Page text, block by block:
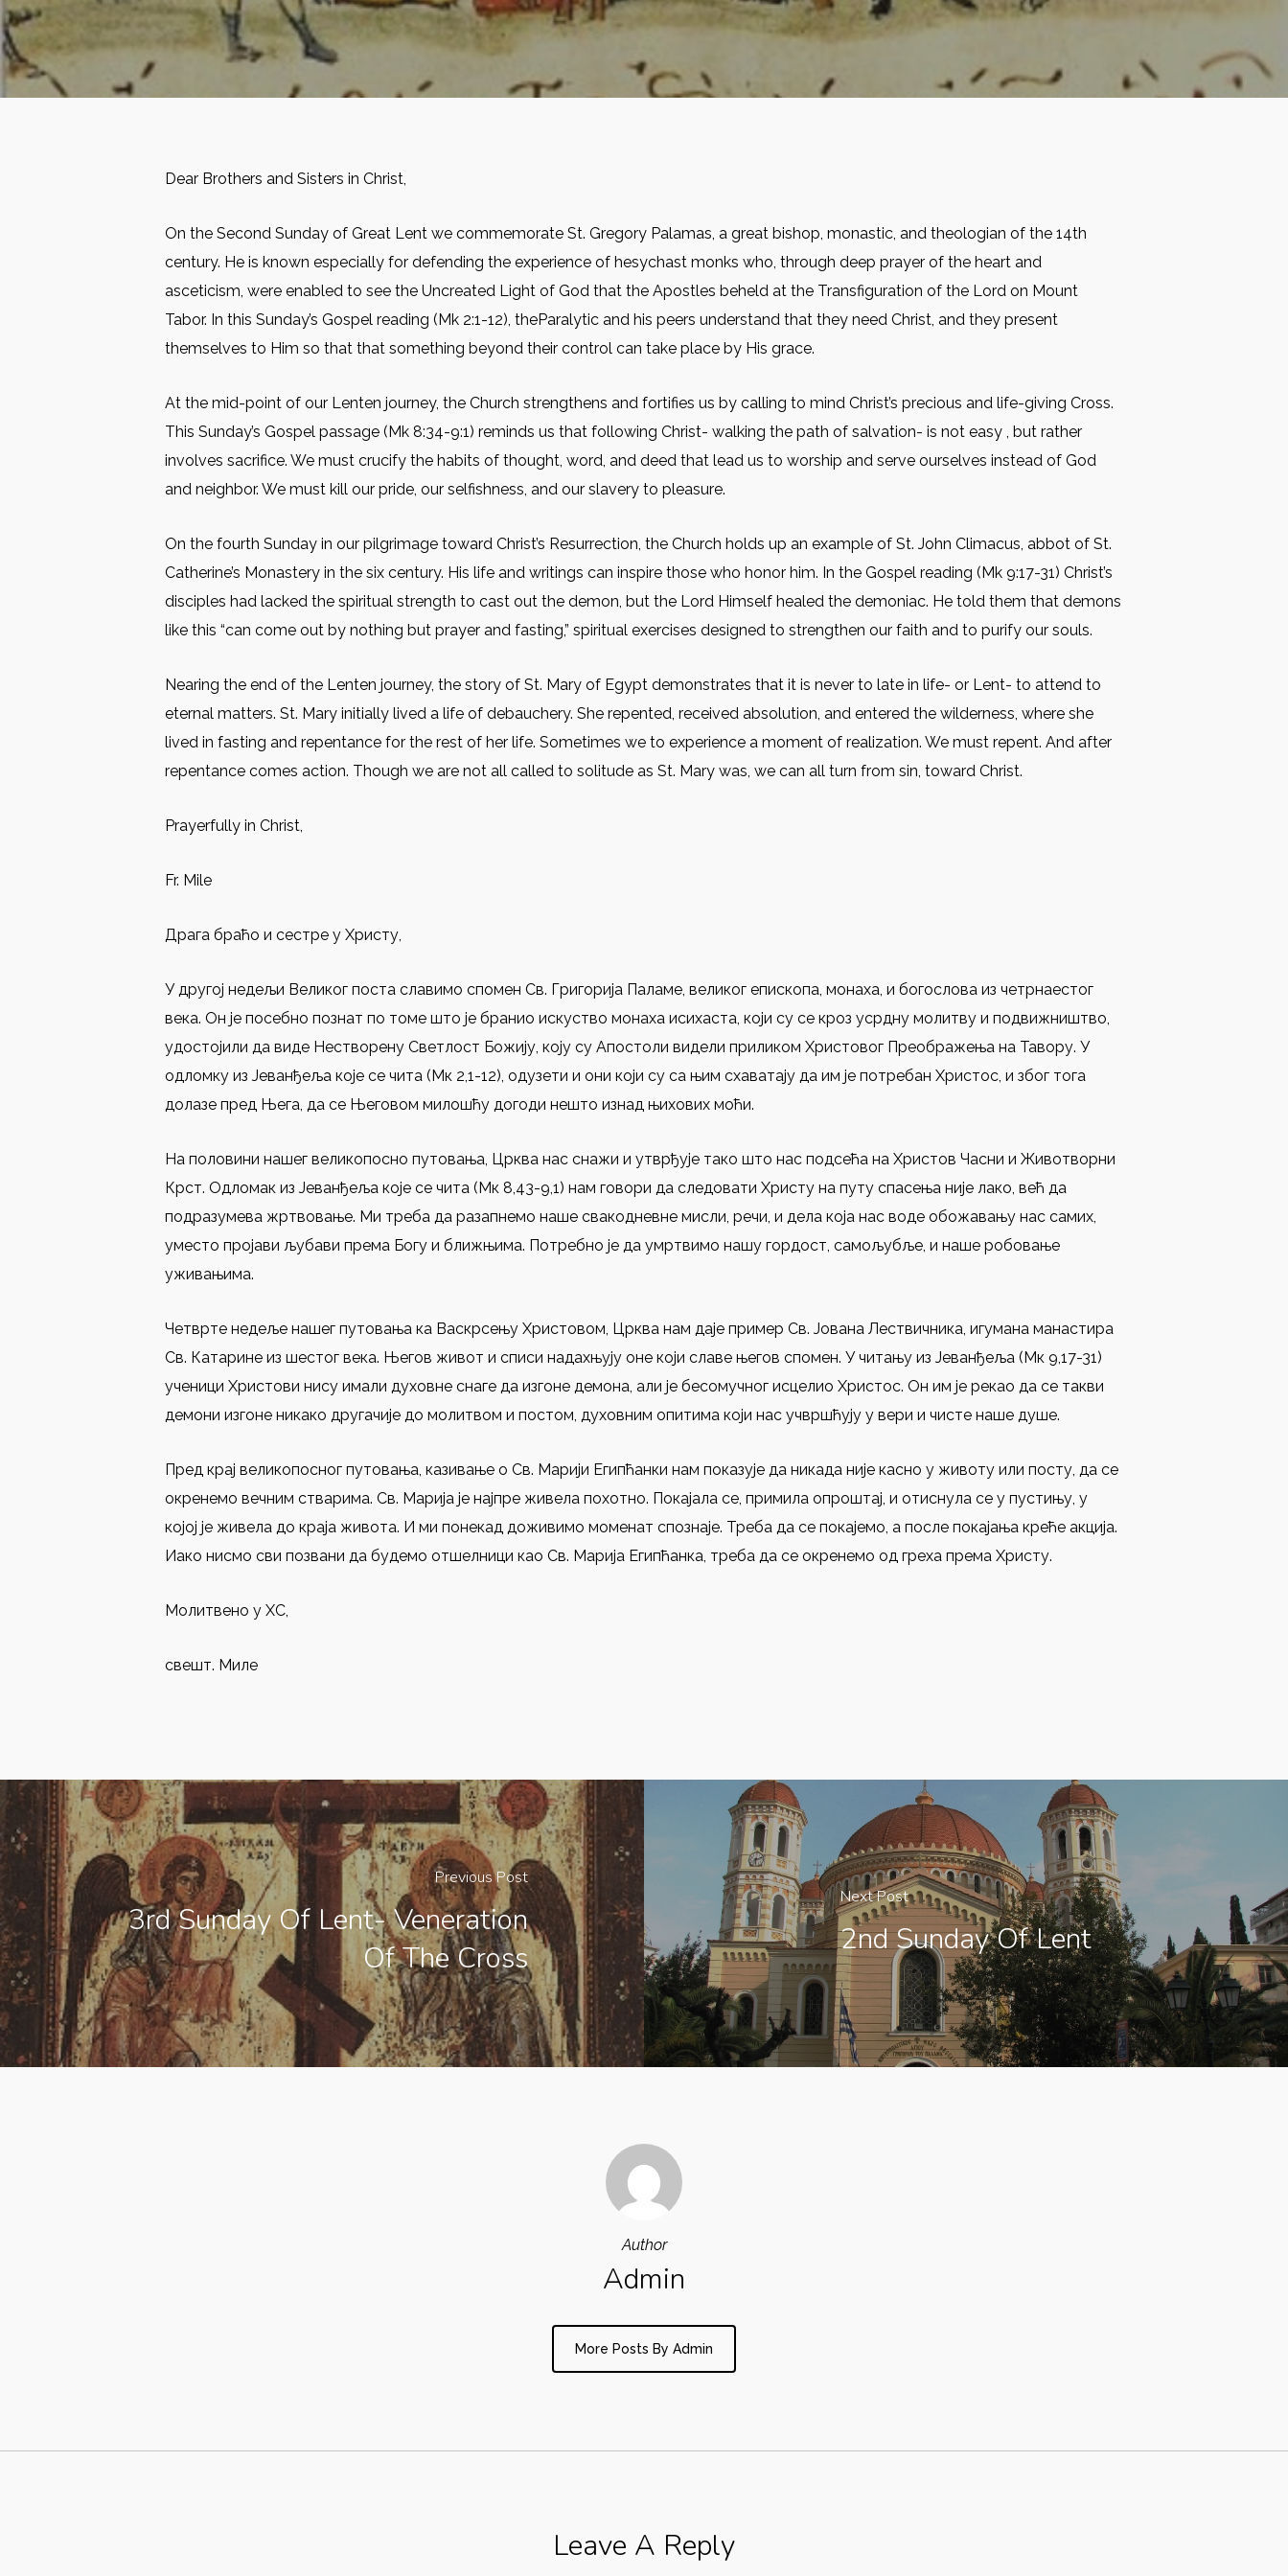
Dear Brothers and Sisters in Christ,
On the Second Sunday of Great Lent we commemorate St. Gregory Palamas, a great bishop, monastic, and theologian of the 14th
century. He is known especially for defending the experience of hesychast monks who, through deep prayer of the heart and
asceticism, were enabled to see the Uncreated Light of God that the Apostles beheld at the Transfiguration of the Lord on Mount
Tabor. In this Sunday’s Gospel reading (Mk 2:1-12), theParalytic and his peers understand that they need Christ, and they present
themselves to Him so that that something beyond their control can take place by His grace.
At the mid-point of our Lenten journey, the Church strengthens and fortifies us by calling to mind Christ’s precious and life-giving Cross.
This Sunday’s Gospel passage (Mk 8:34-9:1) reminds us that following Christ- walking the path of salvation- is not easy , but rather
involves sacrifice. We must crucify the habits of thought, word, and deed that lead us to worship and serve ourselves instead of God
and neighbor. We must kill our pride, our selfishness, and our slavery to pleasure.
On the fourth Sunday in our pilgrimage toward Christ’s Resurrection, the Church holds up an example of St. John Climacus, abbot of St.
Catherine’s Monastery in the six century. His life and writings can inspire those who honor him. In the Gospel reading (Mk 9:17-31) Christ’s
disciples had lacked the spiritual strength to cast out the demon, but the Lord Himself healed the demoniac. He told them that demons
like this “can come out by nothing but prayer and fasting,” spiritual exercises designed to strengthen our faith and to purify our souls.
Nearing the end of the Lenten journey, the story of St. Mary of Egypt demonstrates that it is never to late in life- or Lent- to attend to
eternal matters. St. Mary initially lived a life of debauchery. She repented, received absolution, and entered the wilderness, where she
lived in fasting and repentance for the rest of her life. Sometimes we to experience a moment of realization. We must repent. And after
repentance comes action. Though we are not all called to solitude as St. Mary was, we can all turn from sin, toward Christ.
Prayerfully in Christ,
Fr. Mile
Драга браћо и сестре у Христу,
У другој недељи Великог поста славимо спомен Св. Григорија Паламе, великог епископа, монаха, и богослова из четрнаестог
века. Он је посебно познат по томе што је бранио искуство монаха исихаста, који су се кроз усрдну молитву и подвижништво,
удостојили да виде Нестворену Светлост Божију, коју су Апостоли видели приликом Христовог Преображења на Тавору. У
одломку из Јеванђеља које се чита (Мк 2,1-12), одузети и они који су са њим схаватају да им је потребан Христос, и због тога
долазе пред Њега, да се Његовом милошћу догоди нешто изнад њихових моћи.
На половини нашег великопосно путовања, Црква нас снажи и утврђује тако што нас подсећа на Христов Часни и Животворни
Крст. Одломак из Јеванђеља које се чита (Мк 8,43-9,1) нам говори да следовати Христу на путу спасења није лако, већ да
подразумева жртвовање. Ми треба да разапнемо наше свакодневне мисли, речи, и дела која нас воде обожавању нас самих,
уместо пројави љубави према Богу и ближњима. Потребно је да умртвимо нашу гордост, самољубље, и наше робовање
уживањима.
Четврте недеље нашег путовања ка Васкрсењу Христовом, Црква нам даје пример Св. Јована Лествичника, игумана манастира
Св. Катарине из шестог века. Његов живот и списи надахњују оне који славе његов спомен. У читању из Јеванђеља (Мк 9,17-31)
ученици Христови нису имали духовне снаге да изгоне демона, али је бесомучног исцелио Христос. Он им је рекао да се такви
демони изгоне никако другачије до молитвом и постом, духовним опитима који нас учвршћују у вери и чисте наше душе.
Пред крај великопосног путовања, казивање о Св. Марији Египћанки нам показује да никада није касно у животу или посту, да се
окренемо вечним стварима. Св. Марија је најпре живела похотно. Покајала се, примила опроштај, и отиснула се у пустињу, у
којој је живела до краја живота. И ми понекад доживимо моменат спознаје. Треба да се покајемо, а после покајања креће акција.
Иако нисмо сви позвани да будемо отшелници као Св. Марија Египћанка, треба да се окренемо од греха према Христу.
Молитвено у ХС,
свешт. Миле
Previous Post
3rd Sunday Of Lent- Veneration
Of The Cross
Next Post
2nd Sunday Of Lent
Author
Admin
More Posts By Admin
Leave A Reply